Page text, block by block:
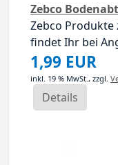
Zebco
Zebco Produkte
findet Ihr bei
1,99 EUR
inkl. 19 % MwSt., zzgl.
Details